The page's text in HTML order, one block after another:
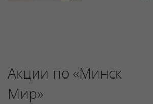
Акции по «Минск
Мир»